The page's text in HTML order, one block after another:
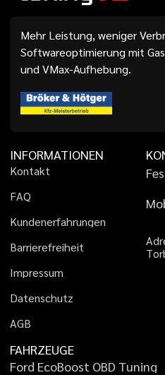
Mehr Leistung, weniger
Softwareoptimierung mit
und VMax-Aufhebung.
INFORMATIONEN
Kontakt
FAQ
Kundenerfahrungen
Barrierefreiheit
Impressum
Datenschutz
AGB
Adr
Tor
FAHRZEUGE
Ford EcoBoost OBD Tuning